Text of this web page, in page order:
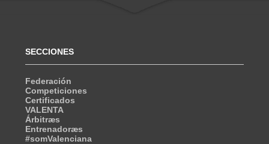
SECCIONES
Federación
Competiciones
Certificados
VALENTA
Árbitræs
Entrenadoræs
#somValenciana